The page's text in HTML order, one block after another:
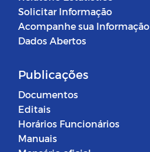
Solicitar Informação
Acompanhe sua Informação
Dados Abertos
Publicações
Documentos
Editais
Horários Funcionários
Manuais